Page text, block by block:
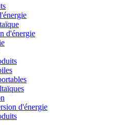
d'énergie
d'énergie